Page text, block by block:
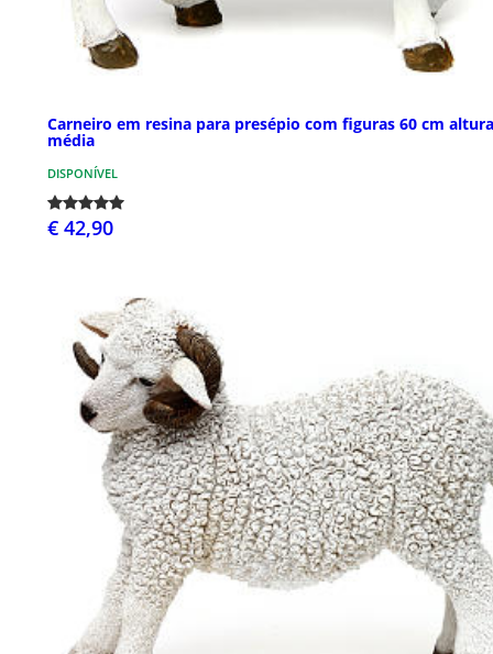
Carneiro em resina para presépio com figuras 60 cm altura
média
DISPONÍVEL
€ 42,90